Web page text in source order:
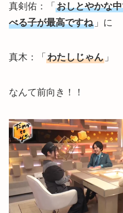
真剣佑：「おしとやかな
べる子が最高ですね」に
真木：「 わたしじゃん」
なんて前向き！！